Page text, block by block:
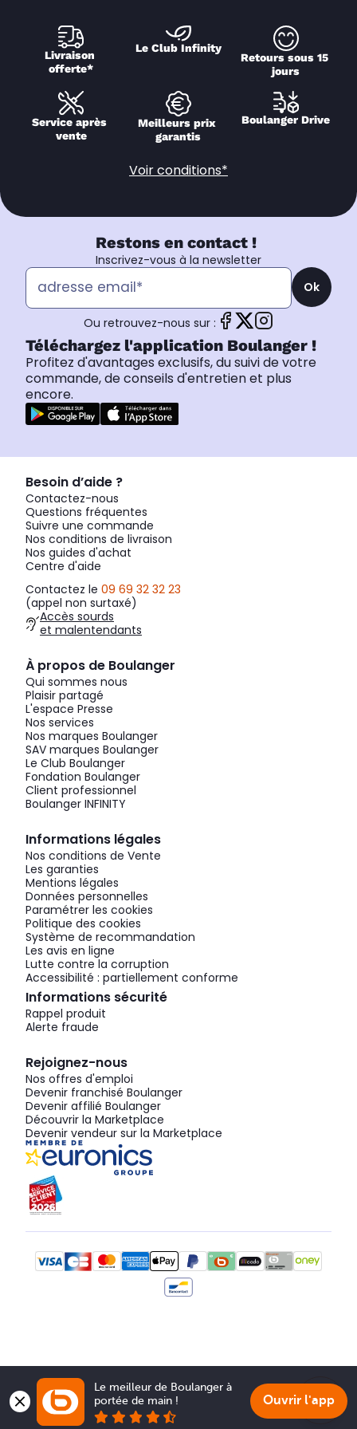
Livraison
offerte*
Le Club Infinity
Retours sous 15
jours
Service après
vente
Meilleurs prix
garantis
Boulanger Drive
Voir conditions*
Restons en contact !
Inscrivez-vous à la newsletter
Ok
Ou retrouvez-nous sur :
Téléchargez l'application Boulanger !
Profitez d'avantages exclusifs, du suivi de votre
commande, de conseils d'entretien et plus
encore.
Besoin d’aide ?
Contactez-nous
Questions fréquentes
Suivre une commande
Nos conditions de livraison
Nos guides d'achat
Centre d'aide
Contactez le 09 69 32 32 23
(appel non surtaxé)
Accès sourds
et malentendants
À propos de Boulanger
Qui sommes nous
Plaisir partagé
L'espace Presse
Nos services
Nos marques Boulanger
SAV marques Boulanger
Le Club Boulanger
Fondation Boulanger
Client professionnel
Boulanger INFINITY
Informations légales
Nos conditions de Vente
Les garanties
Mentions légales
Données personnelles
Paramétrer les cookies
Politique des cookies
Système de recommandation
Les avis en ligne
Lutte contre la corruption
Accessibilité : partiellement conforme
Informations sécurité
Rappel produit
Alerte fraude
Rejoignez-nous
Nos offres d'emploi
Devenir franchisé Boulanger
Devenir affilié Boulanger
Découvrir la Marketplace
Devenir vendeur sur la Marketplace
Le meilleur de Boulanger à
portée de main !
Ouvrir l'app